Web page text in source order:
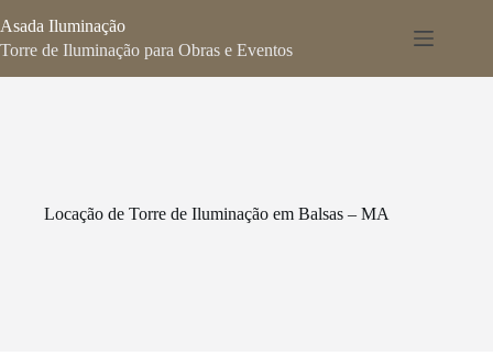
para
o
Asada Iluminação
Torre de Iluminação para Obras e Eventos
Locação de Torre de Iluminação em Balsas – MA